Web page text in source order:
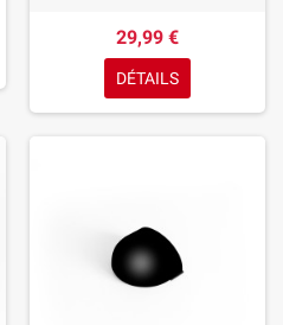
29,99 €
DÉTAILS